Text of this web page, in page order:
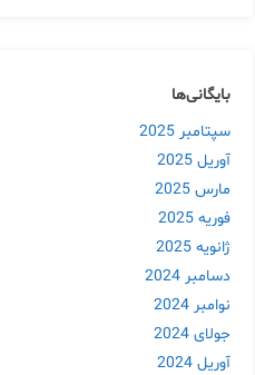
بایگانی‌ها
سپتامبر 2025
آوریل 2025
مارس 2025
فوریه 2025
ژانویه 2025
دسامبر 2024
نوامبر 2024
جولای 2024
آوریل 2024